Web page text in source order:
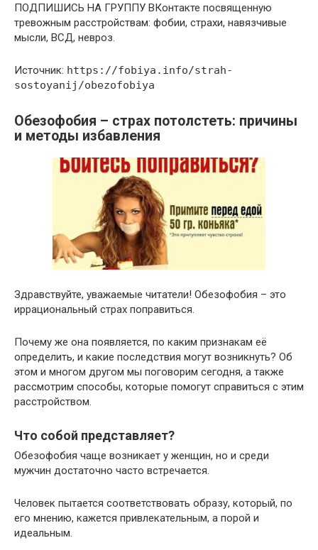
ПОДПИШИСЬ НА ГРУППУ ВКонтакте посвященную
тревожным расстройствам: фобии, страхи, навязчивые
мысли, ВСД, невроз.
Источник: https://fobiya.info/strah-
sostoyanij/obezofobiya
Обезофобия – страх потолстеть: причины
и методы избавления
Здравствуйте, уважаемые читатели! Обезофобия – это
иррациональный страх поправиться.
Почему же она появляется, по каким признакам её
определить, и какие последствия могут возникнуть? Об
этом и многом другом мы поговорим сегодня, а также
рассмотрим способы, которые помогут справиться с этим
расстройством.
Что собой представляет?
Обезофобия чаще возникает у женщин, но и среди
мужчин достаточно часто встречается.
Человек пытается соответствовать образу, который, по
его мнению, кажется привлекательным, а порой и
идеальным.